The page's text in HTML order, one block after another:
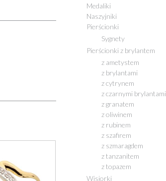
Medaliki
Naszyjniki
Pierścionki
Sygnety
Pierścionki z brylantem
z ametystem
z brylantami
z cytrynem
z czarnymi brylantami
z granatem
z oliwinem
z rubinem
z szafirem
z szmaragdem
z tanzanitem
z topazem
Wisiorki